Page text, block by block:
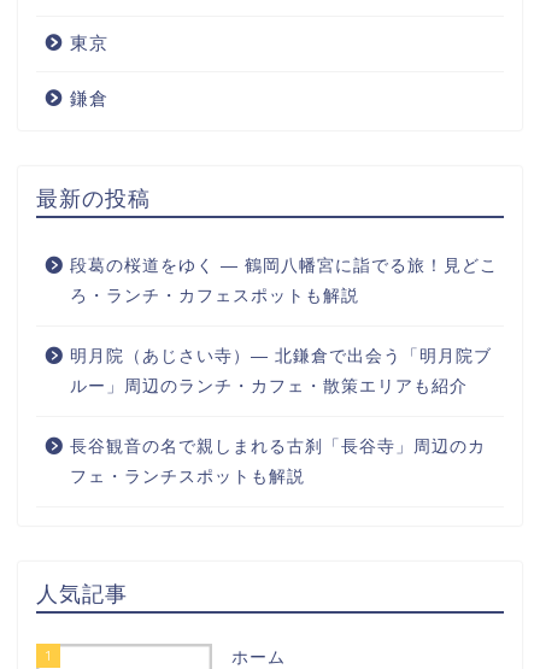
東京
鎌倉
最新の投稿
段葛の桜道をゆく ― 鶴岡八幡宮に詣でる旅！見どこ
ろ・ランチ・カフェスポットも解説
明月院（あじさい寺）― 北鎌倉で出会う「明月院ブ
ルー」周辺のランチ・カフェ・散策エリアも紹介
長谷観音の名で親しまれる古刹「長谷寺」周辺のカ
フェ・ランチスポットも解説
人気記事
1 ホーム